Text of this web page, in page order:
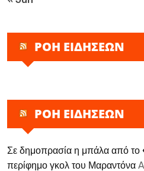
ΡΟΗ ΕΙΔΗΣΕΩΝ
ΡΟΗ ΕΙΔΗΣΕΩΝ
Σε δημοπρασία η μπάλα από το
περίφημο γκολ του Μαραντόνα